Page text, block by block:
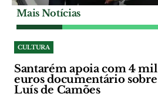
Mais Notícias
CULTURA
Santarém apoia com 4 mil
euros documentário sobre
Luís de Camões